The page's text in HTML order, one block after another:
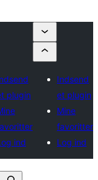
plugin
ind
Indsend
et plugin
Mine
favoritter
Log ind